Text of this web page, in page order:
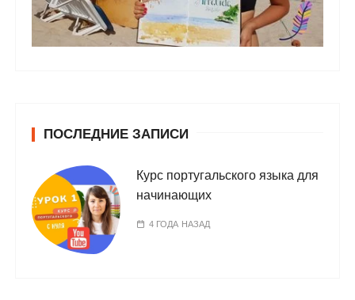
ПОСЛЕДНИЕ ЗАПИСИ
Курс португальского языка для
начинающих
4 ГОДА НАЗАД